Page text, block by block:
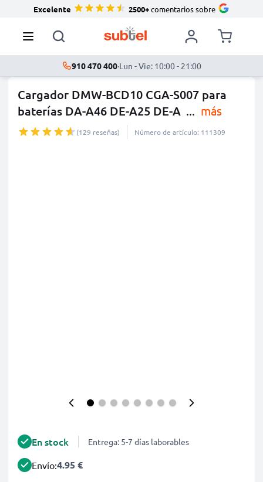
Excelente 2500+comentarios sobre
910 470 400·Lun - Vie: 10:00 - 21:00
Cargador DMW-BCD10 CGA-S007 para
baterías DA-A46 DE-A25 DE-A ... más
(129 reseñas) Número de artículo: 111309
En stock Entrega: 5-7 días laborables
Envío:4.95 €